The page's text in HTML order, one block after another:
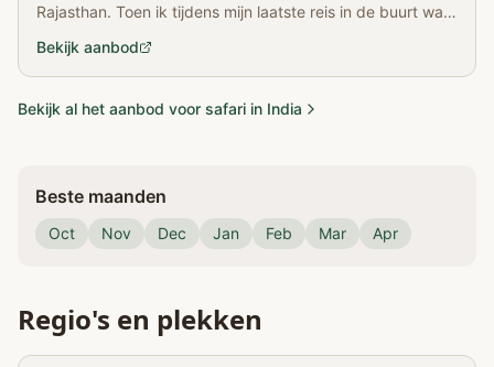
Rajasthan. Toen ik tijdens mijn laatste reis in de buurt was
Bekijk aanbod
Bekijk al het aanbod voor safari in India
Beste maanden
Oct Nov Dec Jan Feb Mar Apr
Regio's en plekken